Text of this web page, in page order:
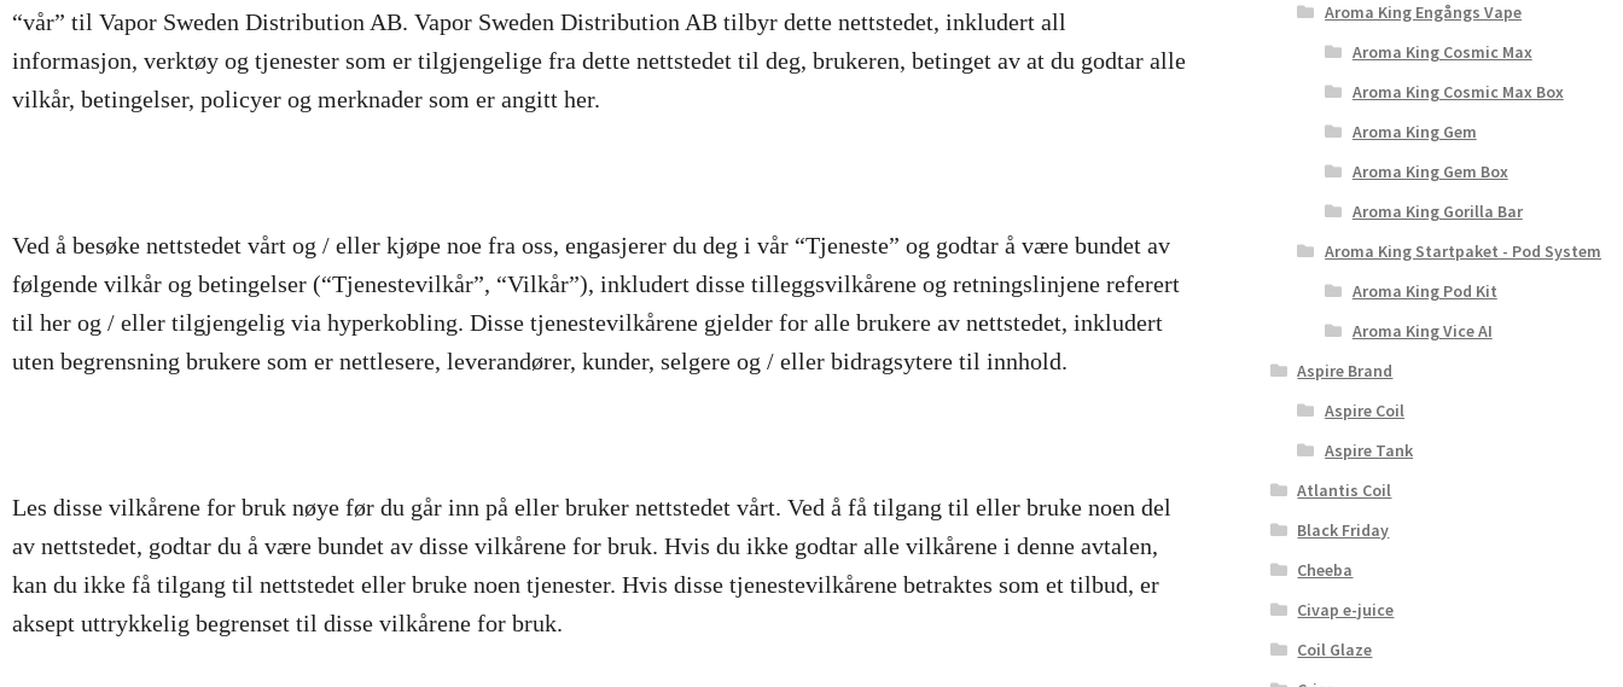
“vår” til Vapor Sweden Distribution AB. Vapor Sweden Distribution AB tilbyr dette nettstedet, inkludert all
informasjon, verktøy og tjenester som er tilgjengelige fra dette nettstedet til deg, brukeren, betinget av at du godtar alle
vilkår, betingelser, policyer og merknader som er angitt her.
Ved å besøke nettstedet vårt og / eller kjøpe noe fra oss, engasjerer du deg i vår “Tjeneste” og godtar å være bundet av
følgende vilkår og betingelser (“Tjenestevilkår”, “Vilkår”), inkludert disse tilleggsvilkårene og retningslinjene referert
til her og / eller tilgjengelig via hyperkobling. Disse tjenestevilkårene gjelder for alle brukere av nettstedet, inkludert
uten begrensning brukere som er nettlesere, leverandører, kunder, selgere og / eller bidragsytere til innhold.
Les disse vilkårene for bruk nøye før du går inn på eller bruker nettstedet vårt. Ved å få tilgang til eller bruke noen del
av nettstedet, godtar du å være bundet av disse vilkårene for bruk. Hvis du ikke godtar alle vilkårene i denne avtalen,
kan du ikke få tilgang til nettstedet eller bruke noen tjenester. Hvis disse tjenestevilkårene betraktes som et tilbud, er
aksept uttrykkelig begrenset til disse vilkårene for bruk.
Aroma King Engångs Vape
Aroma King Cosmic Max
Aroma King Cosmic Max Box
Aroma King Gem
Aroma King Gem Box
Aroma King Gorilla Bar
Aroma King Startpaket - Pod System
Aroma King Pod Kit
Aroma King Vice AI
Aspire Brand
Aspire Coil
Aspire Tank
Atlantis Coil
Black Friday
Cheeba
Civap e-juice
Coil Glaze